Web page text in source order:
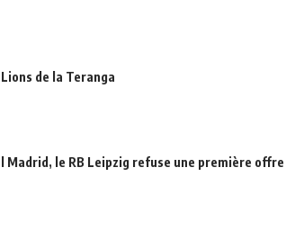
de la Teranga
Madrid, le RB Leipzig refuse une première offre